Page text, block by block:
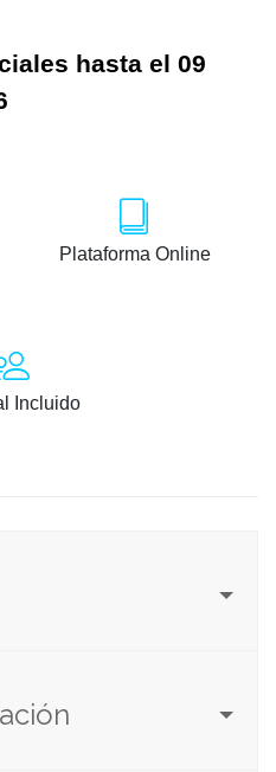
hasta el 09
Plataforma Online
Incluido